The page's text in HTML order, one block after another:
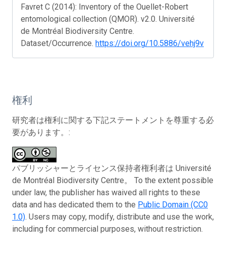
Favret C (2014): Inventory of the Ouellet-Robert
entomological collection (QMOR). v2.0. Université
de Montréal Biodiversity Centre.
Dataset/Occurrence. https://doi.org/10.5886/vehj9v
権利
研究者は権利に関する下記ステートメントを尊重する必
要があります。:
パブリッシャーとライセンス保持者権利者は Université
de Montréal Biodiversity Centre。 To the extent possible
under law, the publisher has waived all rights to these
data and has dedicated them to the Public Domain (CC0
1.0). Users may copy, modify, distribute and use the work,
including for commercial purposes, without restriction.